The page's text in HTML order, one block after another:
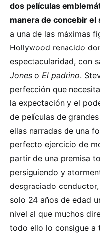
dos películas
manera de concebir el
a una de las máximas
Hollywood renacido
espectacularidad, con
Jones o El padrino.
perfección que
la expectación y el
de películas de
ellas narradas de una
perfecto ejercicio de
partir de una premisa
persiguiendo y
desgraciado
solo 24 años de edad
nivel al que muchos
todo ello lo consigue a